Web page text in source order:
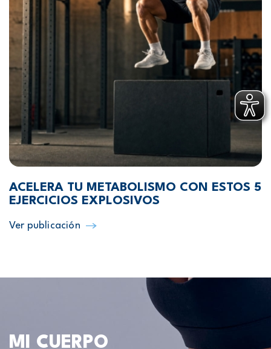
ACELERA TU METABOLISMO CON ESTOS 5
EJERCICIOS EXPLOSIVOS
Ver publicación
MI CUERPO